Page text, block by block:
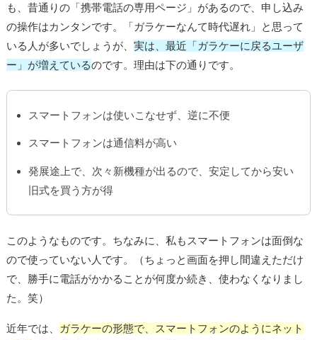
も、昔通りの「携帯電話の専用ページ」があるので、申し込み
の操作はカンタンです。「ガラケーなんて時代遅れ」と思って
いる人が多いでしょうが、実は、最近「ガラケーに戻るユーザ
ー」が増えているのです。理由は下の通りです。
スマートフォンは使いこなせず、逆に不便
スマートフォンは通信料が高い
発展途上で、次々新機種が出るので、安定してから安い
旧式を買う方が得
このようなものです。ちなみに、私もスマートフォンは面倒な
ので使っていない人です。（ちょっと画面を押し間違えただけ
で、勝手に電話がかかることが何度か続き、使わなくなりまし
た。笑）
近年では、
ガラケーの形態で、スマートフォンのようにネット